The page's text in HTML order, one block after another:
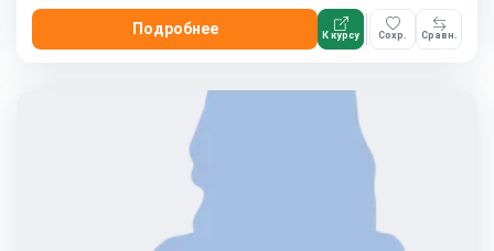
Подробнее К курсу Сохр. Сравн.